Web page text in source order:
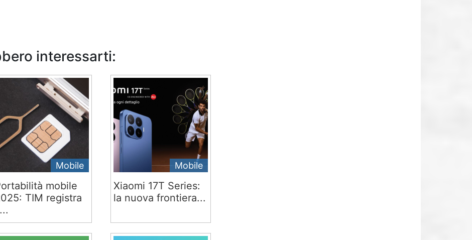
interessarti:
Mobile
mobile
TIM registra
Mobile
Xiaomi 17T Series:
la nuova frontiera...